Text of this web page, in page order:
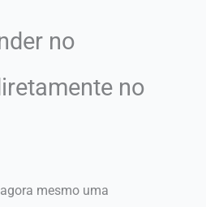
no
no
mesmo uma